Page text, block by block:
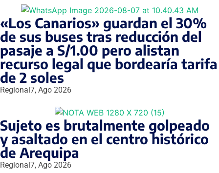
«Los Canarios» guardan el 30%
de sus buses tras reducción del
pasaje a S/1.00 pero alistan
recurso legal que bordearía tarifa
de 2 soles
Regional7, Ago 2026
Sujeto es brutalmente golpeado
y asaltado en el centro histórico
de Arequipa
Regional7, Ago 2026